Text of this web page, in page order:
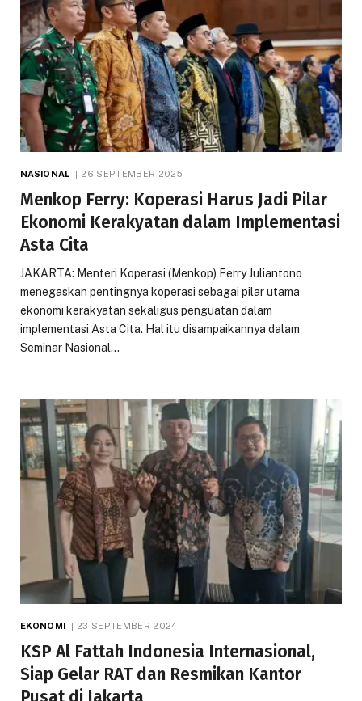
NASIONAL 26 SEPTEMBER 2025
Menkop Ferry: Koperasi Harus Jadi Pilar
Ekonomi Kerakyatan dalam Implementasi
Asta Cita
JAKARTA: Menteri Koperasi (Menkop) Ferry Juliantono
menegaskan pentingnya koperasi sebagai pilar utama
ekonomi kerakyatan sekaligus penguatan dalam
implementasi Asta Cita. Hal itu disampaikannya dalam
Seminar Nasional…
EKONOMI 23 SEPTEMBER 2024
KSP Al Fattah Indonesia Internasional,
Siap Gelar RAT dan Resmikan Kantor
Pusat di Jakarta